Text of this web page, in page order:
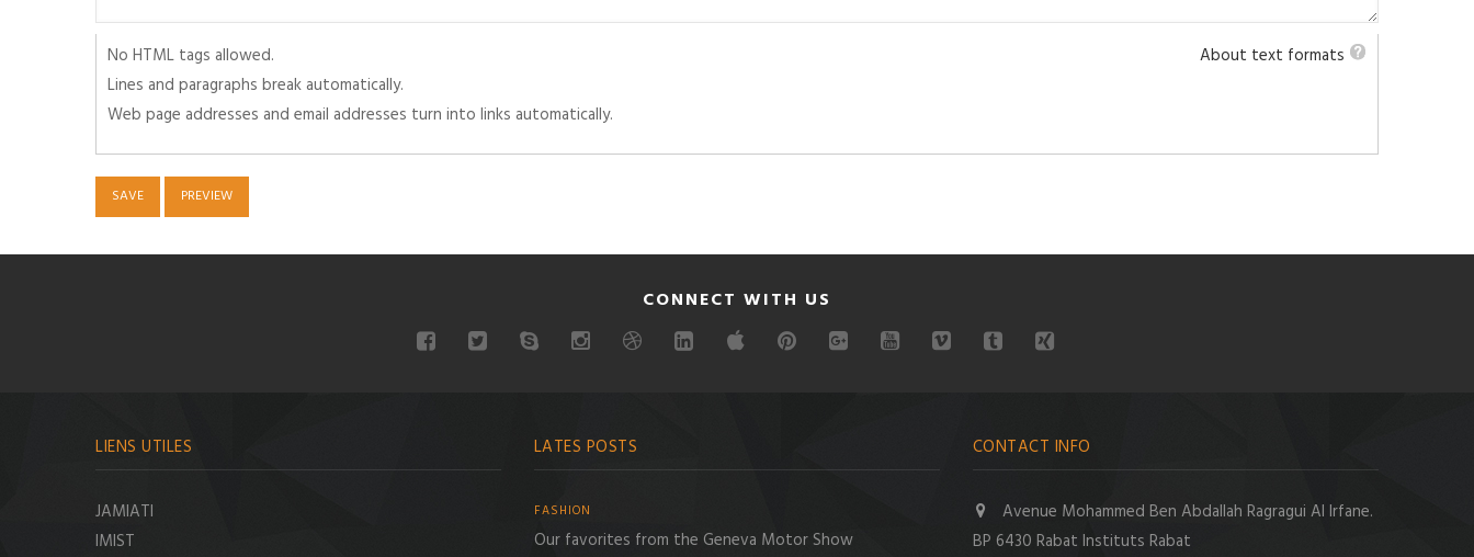
About text formats
No HTML tags allowed.
Lines and paragraphs break automatically.
Web page addresses and email addresses turn into links automatically.
CONNECT WITH US
LIENS UTILES
JAMIATI
IMIST
LATES POSTS
FASHION
Our favorites from the Geneva Motor Show
CONTACT INFO
Avenue Mohammed Ben Abdallah Ragragui Al Irfane.
BP 6430 Rabat Instituts Rabat